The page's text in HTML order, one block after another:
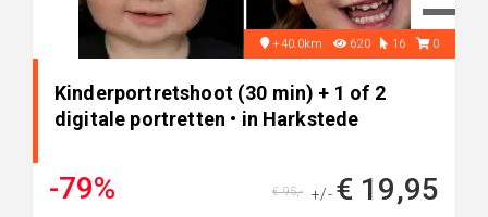
+40.0km 620 16 0
Kinderportretshoot (30 min) + 1 of 2
digitale portretten • in Harkstede
-79% +/- € 19,95
€ 95,-